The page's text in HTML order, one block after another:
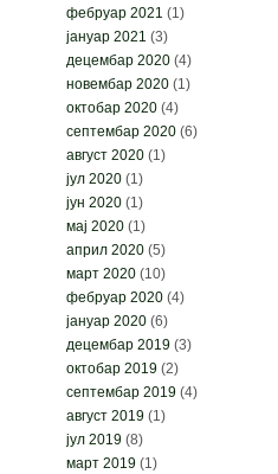
фебруар 2021 (1)
јануар 2021 (3)
децембар 2020(4)
новембар 2020(1)
октобар 2020(4)
септембар 2020(6)
август 2020(1)
јул 2020(1)
јун 2020(1)
мај 2020(1)
април 2020(5)
март 2020(10)
фебруар 2020(4)
јануар 2020(6)
децембар 2019(3)
октобар 2019(2)
септембар 2019(4)
август 2019(1)
јул 2019(8)
март 2019(1)